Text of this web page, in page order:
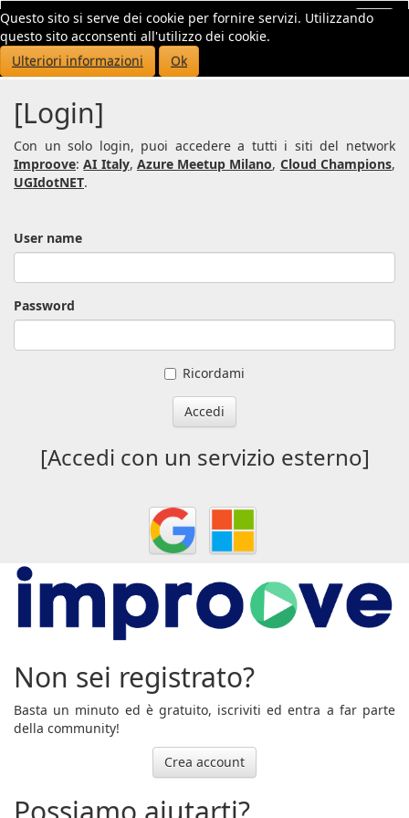
Questo sito si serve dei cookie per fornire servizi. Utilizzando
questo sito acconsenti all'utilizzo dei cookie.
Ulteriori informazioni
Ok
[Login]
Con un solo login, puoi accedere a tutti i siti del network
Improove:AI Italy, Azure Meetup Milano, Cloud Champions,
UGIdotNET.
User name
Password
Ricordami
Accedi
[Accedi con un servizio esterno]
Non sei registrato?
Basta un minuto ed è gratuito, iscriviti ed entra a far parte
della community!
Crea account